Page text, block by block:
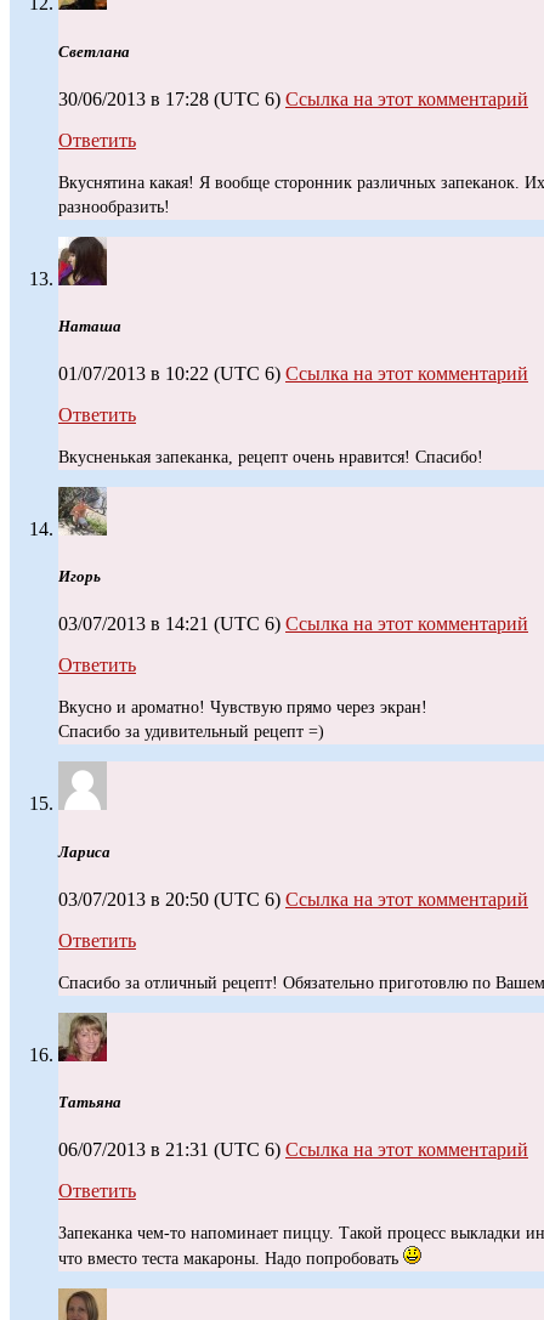
Светлана
30/06/2013 в 17:28 (UTC 6) Ссылка на этот комментарий
Ответить
Вкуснятина какая! Я вообще сторонник различных запеканок.
разнообразить!
Наташа
01/07/2013 в 10:22 (UTC 6) Ссылка на этот комментарий
Ответить
Вкусненькая запеканка, рецепт очень нравится! Спасибо!
Игopь
03/07/2013 в 14:21 (UTC 6) Ссылка на этот комментарий
Ответить
Вкусно и ароматно! Чувствую прямо через экран!
Спасибо за удивительный рецепт =)
Лариса
03/07/2013 в 20:50 (UTC 6) Ссылка на этот комментарий
Ответить
Спасибо за отличный рецепт! Обязательно приготовлю по
Татьяна
06/07/2013 в 21:31 (UTC 6) Ссылка на этот комментарий
Ответить
Запеканка чем-то напоминает пиццу. Такой процесс выкладки
что вместо теста макароны. Надо попробовать